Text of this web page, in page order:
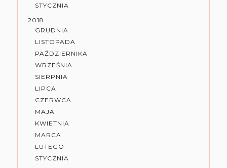
STYCZNIA
2018
GRUDNIA
LISTOPADA
PAŹDZIERNIKA
WRZEŚNIA
SIERPNIA
LIPCA
CZERWCA
MAJA
KWIETNIA
MARCA
LUTEGO
STYCZNIA